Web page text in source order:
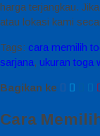
harga terjangkau.
atau lokasi kami
Tags: cara memilih
sarjana, ukuran toga
Bagikan ke
Cara